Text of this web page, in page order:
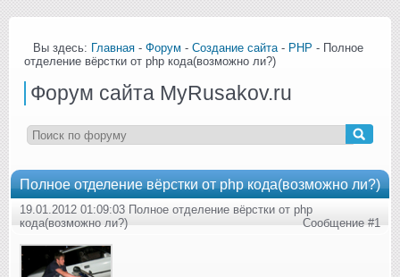
Вы здесь: Главная - Форум - Создание сайта - PHP - Полное
отделение вёрстки от php кода(возможно ли?)
Форум сайта MyRusakov.ru
Полное отделение вёрстки от php кода(возможно ли?)
19.01.2012 01:09:03 Полное отделение вёрстки от php
кода(возможно ли?)
Сообщение #1